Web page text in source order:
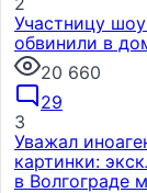
Участницу
обвинили в
20 660
29
3
Уважал
картинки:
в Волгограде